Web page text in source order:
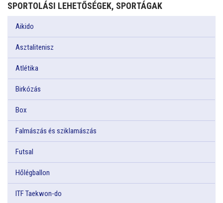
SPORTOLÁSI LEHETŐSÉGEK, SPORTÁGAK
Aikido
Asztalitenisz
Atlétika
Birkózás
Box
Falmászás és sziklamászás
Futsal
Hőlégballon
ITF Taekwon-do